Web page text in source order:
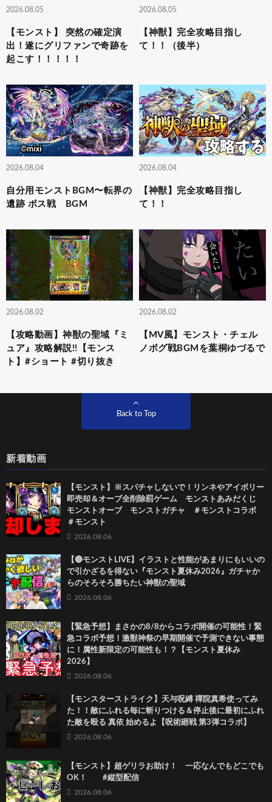
2026.08.05
【モンスト】 突然の確定演
出！遂にグリファンで奇跡を
起こす！！！！！
2026.08.05
【神獣】完全攻略目指し
て！！（後半）
2026.08.04
自分用モンストBGM〜転界の
遺跡 ボス戦 BGM
2026.08.04
【神獣】完全攻略目指し
て！！
2026.08.02
【攻略動画】神獣の聖域『ミ
ュア』攻略解説!!【モンス
ト】#ショート #切り抜き
2026.08.02
【MV風】モンスト・チェル
ノボグ戦BGMを葉桐ゆづるで
Back to Top
新着動画
【モンスト】※スパチャしないで！リンネやアイボリー
即売却＆オーブ全削除罰ゲーム モンストあみだくじ
モンストオーブ モンストガチャ ＃モンストコラボ
＃モンスト
2026.08.06
【🔴モンストLIVE】イラストと性能があまりにもいいの
で引かざるを得ない『モンスト夏休み2026』ガチャか
らのそろそろ勝ちたい神獣の聖域
2026.08.06
【緊急予想】まさかの8/8からコラボ開催の可能性！緊
急コラボ予想！激獣神祭の早期開催で予測できない事態
に！属性新限定の可能性も！？【モンスト夏休み
2026】
2026.08.06
【モンスターストライク】天与呪縛 禪院真希使ってみ
た！！敵にふれる毎に斬りつける＆停止後に最初にふれ
た敵を殴る 真依 始めるよ【呪術廻戦 第3弾コラボ】
2026.08.06
【モンスト】超ゲリラお助け！ 一応なんでもどこでも
OK！ #縦型配信
2026.08.06